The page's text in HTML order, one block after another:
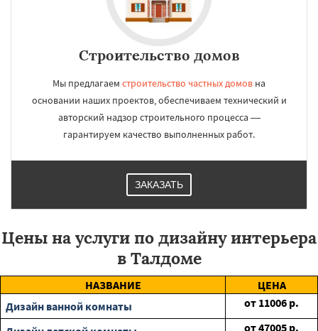
Строительство домов
Мы предлагаем строительство частных домов на
основании наших проектов, обеспечиваем технический и
авторский надзор строительного процесса —
гарантируем качество выполненных работ.
ЗАКАЗАТЬ
Цены на услуги по дизайну интерьера
в Талдоме
НАЗВАНИЕ
ЦЕНА
Дизайн ванной комнаты
от 11006 р.
от47005 р.